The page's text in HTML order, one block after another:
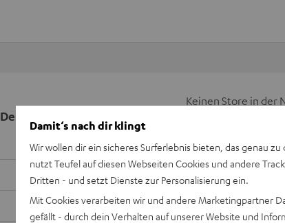
Deine Kaufberatung
Keinen Store in der
Damit‘s nach dir klingt
Wir wollen dir ein sicheres Surferlebnis bieten, das genau
nutzt Teufel auf diesen Webseiten Cookies und andere
Dritten - und setzt Dienste zur Personalisierung ein.
Mit Cookies verarbeiten wir und andere Marketingpartner
gefällt - durch dein Verhalten auf unserer Website und